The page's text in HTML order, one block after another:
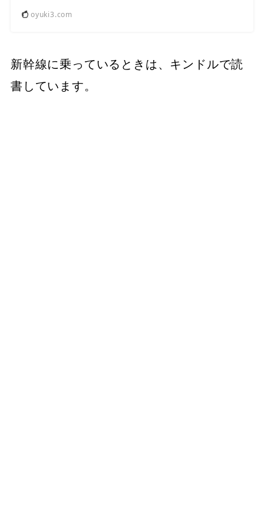
oyuki3.com
新幹線に乗っているときは、キンドルで読
書しています。